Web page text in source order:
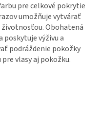
pre celkové pokrytie
umožňuje vytvárať
životnosťou. Obohatená
poskytuje výživu a
podráždenie pokožky
vlasy aj pokožku.